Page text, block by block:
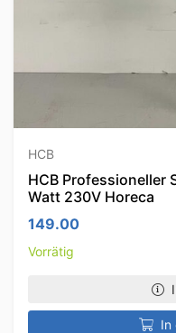
HCB
HCB Professioneller
Watt 230V Horeca
149.00
Vorrätig
In